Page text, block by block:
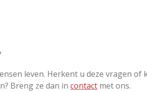
leven. Herkent u deze vragen of
Breng ze dan in contact met ons.